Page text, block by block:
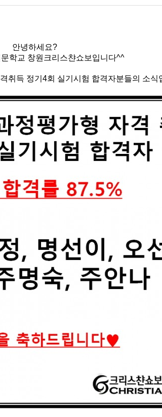
안녕하세요?
학교 창원크리스챤쇼보입니다^^
취득 정기4회 실기시험 합격자분들의 소식